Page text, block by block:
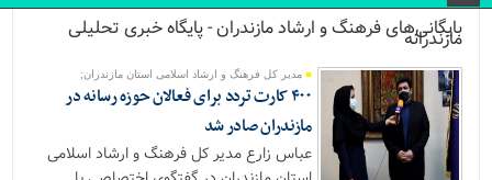
بایگانی‌های فرهنگ و ارشاد مازندران - پایگاه خبری تحلیلی
مازندرانه
مدیر کل فرهنگ و ارشاد اسلامی استان مازندران;
۴۰۰ کارت تردد برای فعالان حوزه رسانه در
مازندران صادر شد
عباس زارع مدیر کل فرهنگ و ارشاد اسلامی